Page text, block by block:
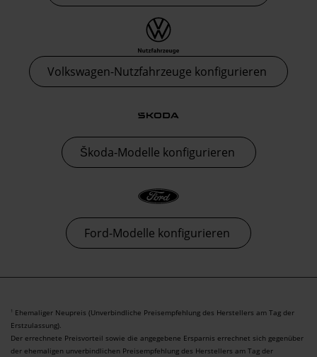
Volkswagen-Nutzfahrzeuge konfigurieren
Škoda-Modelle konfigurieren
Ford-Modelle konfigurieren
1 Ehemaliger Neupreis (Unverbindliche Preisempfehlung des Herstellers am Tag der
Erstzulassung).
Der errechnete Preisvorteil sowie die angegebene Ersparnis errechnet sich gegenüber
der ehemaligen unverbindlichen Preisempfehlung des Herstellers am Tag der